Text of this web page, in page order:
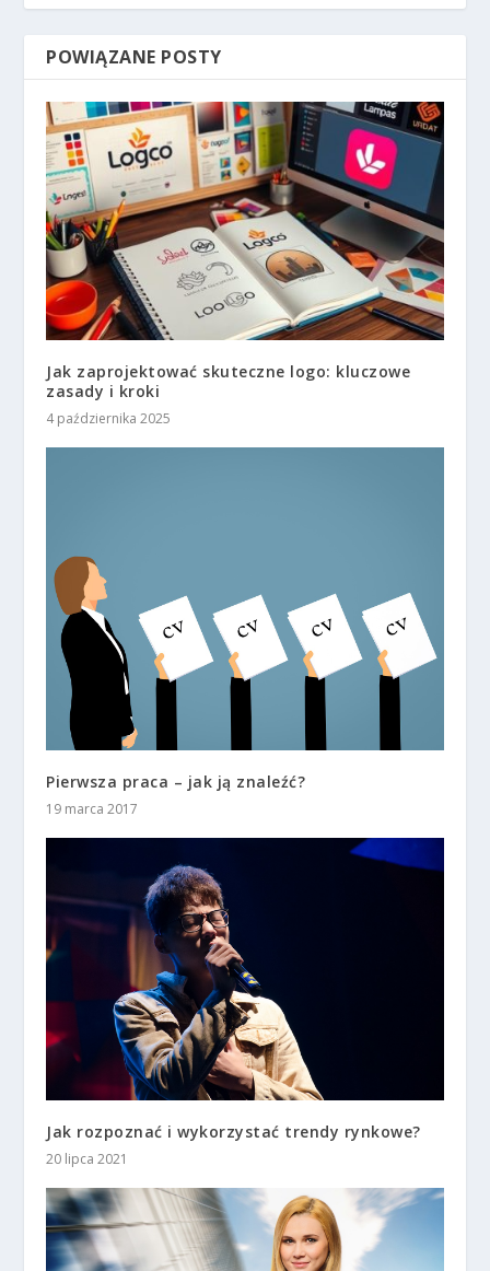
POWIĄZANE POSTY
Jak zaprojektować skuteczne logo: kluczowe
zasady i kroki
4 października 2025
Pierwsza praca – jak ją znaleźć?
19 marca 2017
Jak rozpoznać i wykorzystać trendy rynkowe?
20 lipca 2021